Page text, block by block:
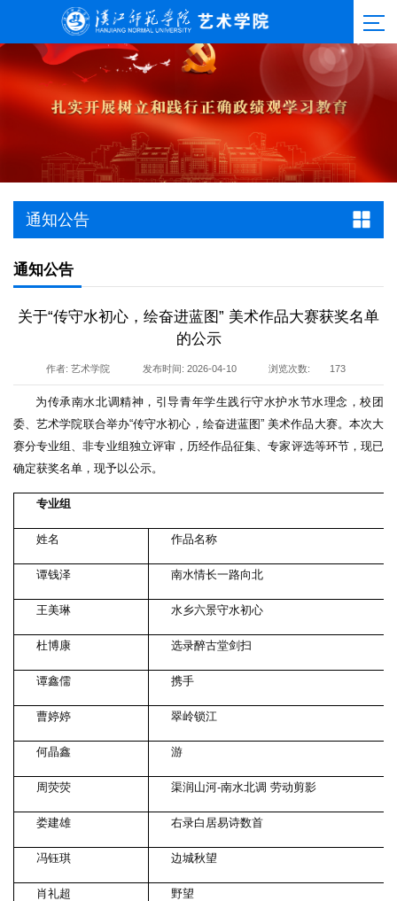
通知公告
通知公告
关于“传守水初心，绘奋进蓝图” 美术作品大赛获奖名单
的公示
作者: 艺术学院 发布时间: 2026-04-10 浏览次数: 173
为传承南水北调精神，引导青年学生践行守水护水节水理念，校团
委、艺术学院联合举办“传守水初心，绘奋进蓝图” 美术作品大赛。本次大
赛分专业组、非专业组独立评审，历经作品征集、专家评选等环节，现已
确定获奖名单，现予以公示。
专业组
姓名 作品名称
谭钱泽 南水情长一路向北
王美琳 水乡六景守水初心
杜博康 选录醉古堂剑扫
谭鑫儒 携手
曹婷婷 翠岭锁江
何晶鑫 游
周荧荧 渠润山河-南水北调 劳动剪影
娄建雄 右录白居易诗数首
冯钰琪 边城秋望
肖礼超 野望